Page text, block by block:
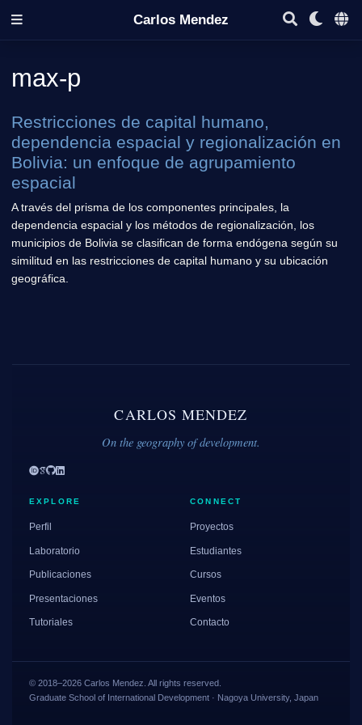
Carlos Mendez
max-p
Restricciones de capital humano,
dependencia espacial y regionalización en
Bolivia: un enfoque de agrupamiento
espacial
A través del prisma de los componentes principales, la
dependencia espacial y los métodos de regionalización, los
municipios de Bolivia se clasifican de forma endógena según su
similitud en las restricciones de capital humano y su ubicación
geográfica.
CARLOS MENDEZ
On the geography of development.
EXPLORE
Perfil
Laboratorio
Publicaciones
Presentaciones
Tutoriales
CONNECT
Proyectos
Estudiantes
Cursos
Eventos
Contacto
© 2018–2026 Carlos Mendez. All rights reserved.
Graduate School of International Development · Nagoya University, Japan